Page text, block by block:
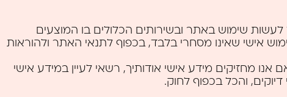
לעשות שימוש באתר ובשירותים הכלולים בו המוצעים
אישי שאינו מסחרי בלבד, בכפוף לתנאי האתר ולהוראות
מחזיקים מידע אישי אודותיך, רשאי לעיין במידע אישי
והכל בכפוף לחוק.